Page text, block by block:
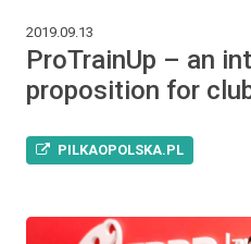
2019.09.13
ProTrainUp – an
proposition for
PILKAOPOLSKA.PL